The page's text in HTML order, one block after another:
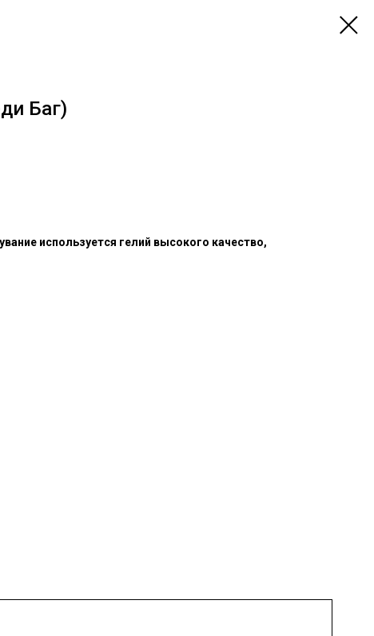
Баг)
используется гелий высокого качество,